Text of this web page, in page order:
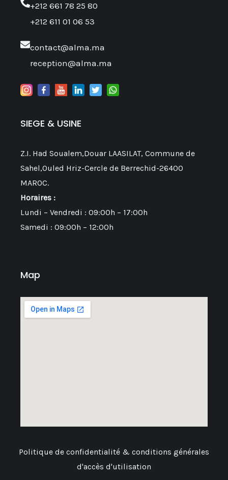
‎+212 661 78 25 80
+212 611 01 06 53
contact@alma.ma
reception@alma.ma
SIEGE & USINE
Z.I. Had Soualem,Douar LAASILAT, Commune de
Sahel,Ouled Hriz-Cercle de Berrechid-26400
MAROC.
Horaires :
Lundi – Vendredi : 09:00h – 17:00h
Samedi : 09:00h – 12:00h
Map
Politique de confidentialité & conditions générales
d'accès d'utilisation